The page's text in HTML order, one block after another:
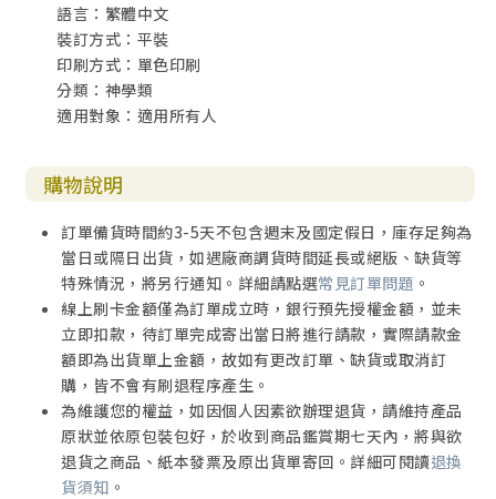
語言：繁體中文
裝訂方式：平裝
印刷方式：單色印刷
分類：神學類
適用對象：適用所有人
購物說明
訂單備貨時間約3-5天不包含週末及國定假日，庫存足夠為
當日或隔日出貨，如遇廠商調貨時間延長或絕版、缺貨等
特殊情況，將另行通知。詳細請點選常見訂單問題 。
線上刷卡金額僅為訂單成立時，銀行預先授權金額，並未
立即扣款，待訂單完成寄出當日將進行請款，實際請款金
額即為出貨單上金額，故如有更改訂單、缺貨或取消訂
購，皆不會有刷退程序產生。
為維護您的權益，如因個人因素欲辦理退貨，請維持產品
原狀並依原包裝包好，於收到商品鑑賞期七天內，將與欲
退貨之商品、紙本發票及原出貨單寄回。詳細可閱讀退換
貨須知 。